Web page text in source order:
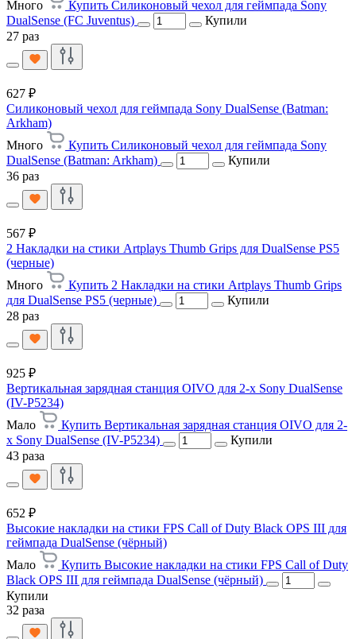
Много
Купить Силиконовый чехол для геймпада Sony
DualSense (FC Juventus)
Купили
27 раз
627 ₽
Силиконовый чехол для геймпада Sony DualSense (Batman:
Arkham)
Много
Купить Силиконовый чехол для геймпада Sony
DualSense (Batman: Arkham)
Купили
36 раз
567 ₽
2 Накладки на стики Artplays Thumb Grips для DualSense PS5
(черные)
Много
Купить 2 Накладки на стики Artplays Thumb Grips
для DualSense PS5 (черные)
Купили
28 раз
925 ₽
Вертикальная зарядная станция OIVO для 2-х Sony DualSense
(IV-P5234)
Мало
Купить Вертикальная зарядная станция OIVO для 2-
х Sony DualSense (IV-P5234)
Купили
43 раза
652 ₽
Высокие накладки на стики FPS Call of Duty Black OPS III для
геймпада DualSense (чёрный)
Мало
Купить Высокие накладки на стики FPS Call of Duty
Black OPS III для геймпада DualSense (чёрный)
Купили
32 раза